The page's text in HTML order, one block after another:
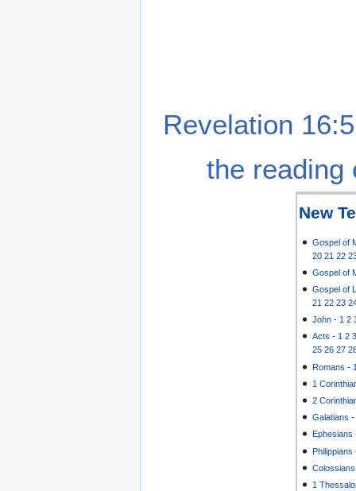
Revelation
the reading
New
Gospel of
20 21 22
Gospel of
Gospel of
21 22 23
John - 1 2
Acts -1 2
25 26 27
Romans -
1
2
Galatians
Ephesians
Philippians
Colossians
1